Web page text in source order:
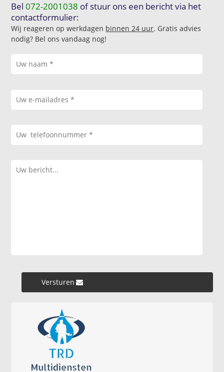
Bel072-2001038 of stuur ons een bericht via het
contactformulier:
Wij reageren op werkdagen binnen 24 uur. Gratis advies
nodig? Bel ons vandaag nog!
Versturen »